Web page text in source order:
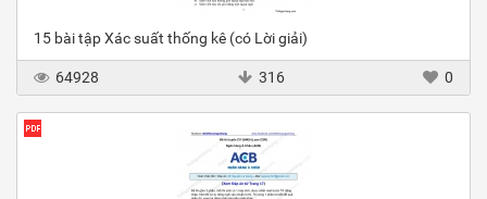
15 bài tập Xác suất thống kê (có Lời giải)
64928 316 0